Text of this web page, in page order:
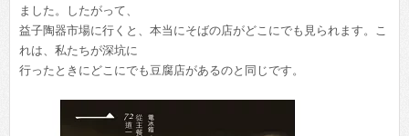
ました。したがって、
益子陶器市場に行くと、本当にそばの店がどこにでも見られます。こ
れは、私たちが深坑に
行ったときにどこにでも豆腐店があるのと同じです。